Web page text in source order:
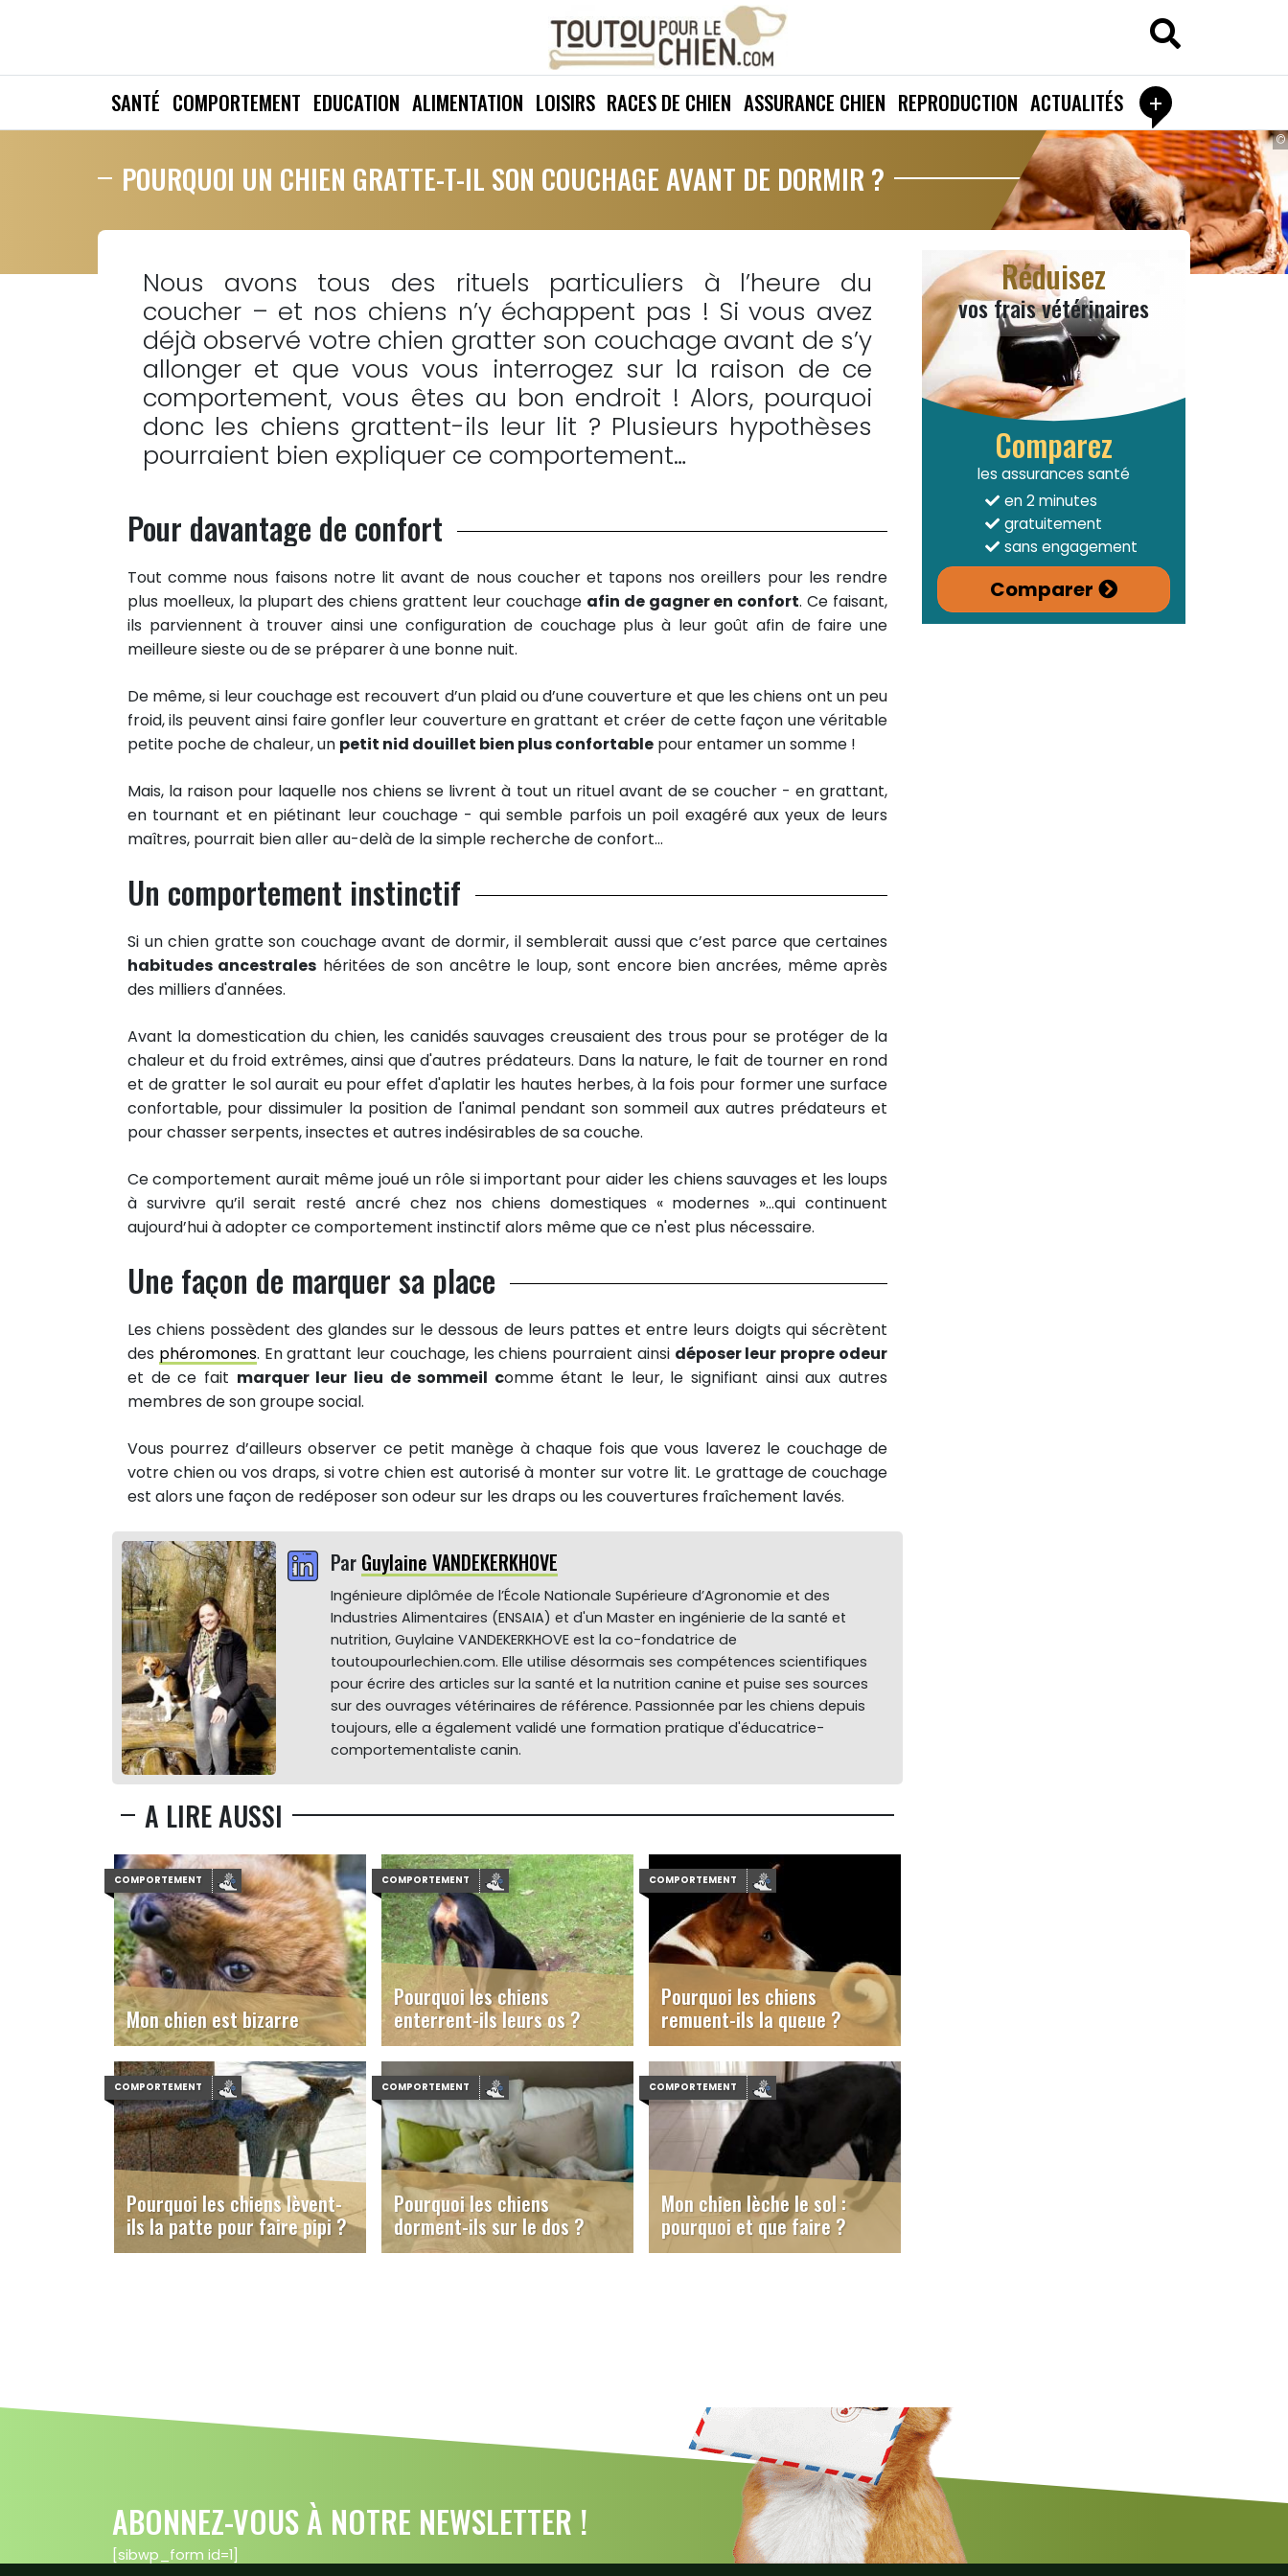
SANTÉ COMPORTEMENT EDUCATION ALIMENTATION LOISIRS RACES DE CHIEN ASSURANCE CHIEN REPRODUCTION ACTUALITÉS +
POURQUOI UN CHIEN GRATTE-T-IL SON COUCHAGE AVANT DE DORMIR ?
©
Nous avons tous des rituels particuliers à l’heure du
coucher – et nos chiens n’y échappent pas ! Si vous avez
déjà observé votre chien gratter son couchage avant de s’y
allonger et que vous vous interrogez sur la raison de ce
comportement, vous êtes au bon endroit ! Alors, pourquoi
donc les chiens grattent-ils leur lit ? Plusieurs hypothèses
pourraient bien expliquer ce comportement…
Partager sur facebook
Partager sur Twitter
Epingler sur Pinterest
Pour davantage de confort
Tout comme nous faisons notre lit avant de nous coucher et tapons nos oreillers pour les rendre
plus moelleux, la plupart des chiens grattent leur couchage afin de gagner en confort. Ce faisant,
ils parviennent à trouver ainsi une configuration de couchage plus à leur goût afin de faire une
meilleure sieste ou de se préparer à une bonne nuit.
De même, si leur couchage est recouvert d’un plaid ou d’une couverture et que les chiens ont un peu
froid, ils peuvent ainsi faire gonfler leur couverture en grattant et créer de cette façon une véritable
petite poche de chaleur, un petit nid douillet bien plus confortable pour entamer un somme !
Mais, la raison pour laquelle nos chiens se livrent à tout un rituel avant de se coucher - en grattant,
en tournant et en piétinant leur couchage - qui semble parfois un poil exagéré aux yeux de leurs
maîtres, pourrait bien aller au-delà de la simple recherche de confort…
Un comportement instinctif
Si un chien gratte son couchage avant de dormir, il semblerait aussi que c’est parce que certaines
habitudes ancestrales héritées de son ancêtre le loup, sont encore bien ancrées, même après
des milliers d'années.
Avant la domestication du chien, les canidés sauvages creusaient des trous pour se protéger de la
chaleur et du froid extrêmes, ainsi que d'autres prédateurs. Dans la nature, le fait de tourner en rond
et de gratter le sol aurait eu pour effet d'aplatir les hautes herbes, à la fois pour former une surface
confortable, pour dissimuler la position de l'animal pendant son sommeil aux autres prédateurs et
pour chasser serpents, insectes et autres indésirables de sa couche.
Ce comportement aurait même joué un rôle si important pour aider les chiens sauvages et les loups
à survivre qu’il serait resté ancré chez nos chiens domestiques « modernes »…qui continuent
aujourd’hui à adopter ce comportement instinctif alors même que ce n'est plus nécessaire.
Une façon de marquer sa place
Les chiens possèdent des glandes sur le dessous de leurs pattes et entre leurs doigts qui sécrètent
des phéromones. En grattant leur couchage, les chiens pourraient ainsi déposer leur propre odeur
et de ce fait marquer leur lieu de sommeil comme étant le leur, le signifiant ainsi aux autres
membres de son groupe social.
Vous pourrez d’ailleurs observer ce petit manège à chaque fois que vous laverez le couchage de
votre chien ou vos draps, si votre chien est autorisé à monter sur votre lit. Le grattage de couchage
est alors une façon de redéposer son odeur sur les draps ou les couvertures fraîchement lavés.
Par Guylaine VANDEKERKHOVE
Ingénieure diplômée de l’École Nationale Supérieure d’Agronomie et des
Industries Alimentaires (ENSAIA) et d'un Master en ingénierie de la santé et
nutrition, Guylaine VANDEKERKHOVE est la co-fondatrice de
toutoupourlechien.com. Elle utilise désormais ses compétences scientifiques
pour écrire des articles sur la santé et la nutrition canine et puise ses sources
sur des ouvrages vétérinaires de référence. Passionnée par les chiens depuis
toujours, elle a également validé une formation pratique d'éducatrice-
comportementaliste canin.
A LIRE AUSSI
COMPORTEMENT
Mon chien est bizarre
COMPORTEMENT
Pourquoi les chiens
enterrent-ils leurs os ?
COMPORTEMENT
Pourquoi les chiens
remuent-ils la queue ?
COMPORTEMENT
Pourquoi les chiens lèvent-
ils la patte pour faire pipi ?
COMPORTEMENT
Pourquoi les chiens
dorment-ils sur le dos ?
COMPORTEMENT
Mon chien lèche le sol :
pourquoi et que faire ?
Réduisez
vos frais vétérinaires
Comparez
les assurances santé
en 2 minutes
gratuitement
sans engagement
Comparer
ABONNEZ-VOUS À NOTRE NEWSLETTER !
[sibwp_form id=1]